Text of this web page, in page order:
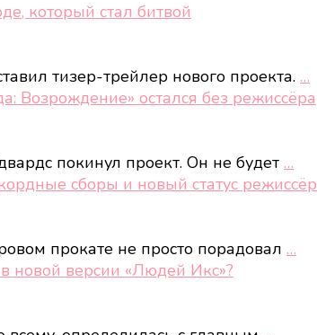
который стал битвой
тизер-трейлер нового проекта. …
Возрождение» остался без режиссёра
покинул проект. Он не будет …
сборы и новый статус
прокате не просто порадовал …
новой версии «Людей Икс»?